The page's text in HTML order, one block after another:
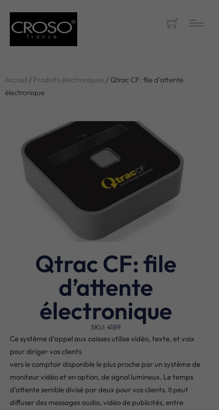
Accueil / Produits électroniques/ Qtrac CF: file d’attente
électronique
Qtrac CF: file
d’attente
électronique
SKU: 4189
Ce système d’appel aux caisses utilise vidéo, texte, et voix
pour diriger vos clients
vers le comptoir disponible le plus proche par un système de
moniteur vidéo et en option, de signal lumineux. Le temps
d’attente semble divisé par deux pour vos clients. Il peut
diffuser des messages audio, vidéo de publicités, entre